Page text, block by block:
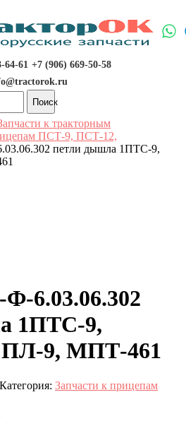
64-61 +7 (906) 669-50-58
Поиск
к тракторным
ПСТ-9, ПСТ-12,
петли дышла 1ПТС-9,
6.03.06.302
1ПТС-9,
9, МПТ-461
Категория: Запчасти к прицепам